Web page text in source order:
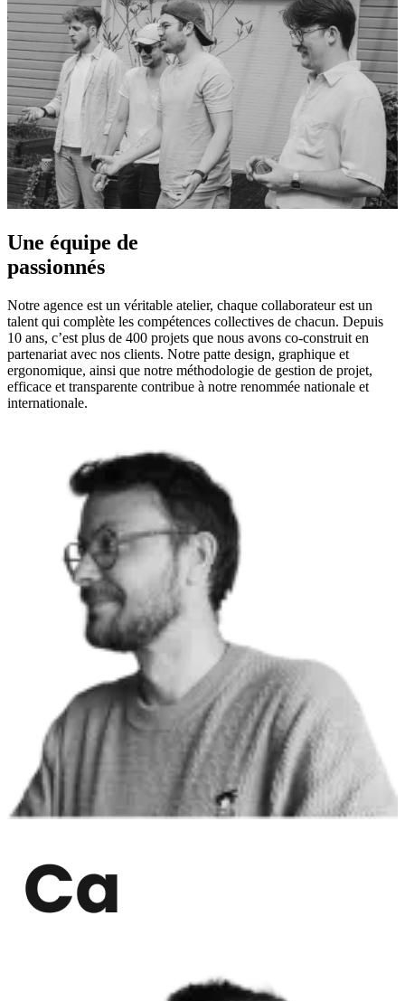
Une équipe de
passionnés
Notre agence est un véritable atelier, chaque collaborateur est un
talent qui complète les compétences collectives de chacun. Depuis
10 ans, c’est plus de 400 projets que nous avons co-construit en
partenariat avec nos clients. Notre patte design, graphique et
ergonomique, ainsi que notre méthodologie de gestion de projet,
efficace et transparente contribue à notre renommée nationale et
internationale.